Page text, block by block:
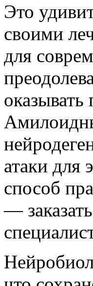
Это
своими
для
атаки для
способ
—